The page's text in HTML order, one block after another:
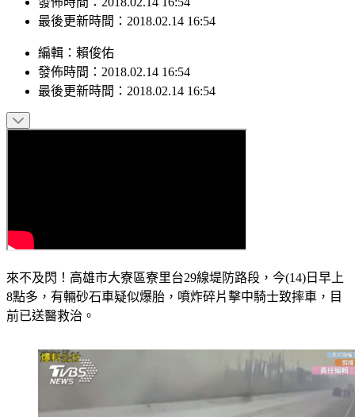
發佈時間：2018.02.14 16:54
編輯：賴俊佑
發佈時間：2018.02.14 16:54
來不及閃！高雄市大寮區寮里台29線堤防路段，今(14)日早上
8點多，有輛砂石車疑似爆胎，噴炸碎片擊中騎士致摔車，目